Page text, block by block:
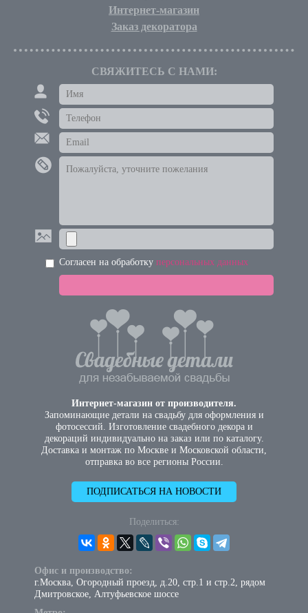
Интернет-магазин
Заказ декоратора
СВЯЖИТЕСЬ С НАМИ:
Согласен на обработку персональных данных
Интернет-магазин от производителя.
Запоминающие детали на свадьбу для оформления и
фотосессий. Изготовление свадебного декора и
декораций индивидуально на заказ или по каталогу.
Доставка и монтаж по Москве и Московской области,
отправка во все регионы России.
ПОДПИСАТЬСЯ НА НОВОСТИ
Поделиться:
Офис и производство:
г.Москва, Огородный проезд, д.20, стр.1 и стр.2, рядом
Дмитровское, Алтуфьевское шоссе